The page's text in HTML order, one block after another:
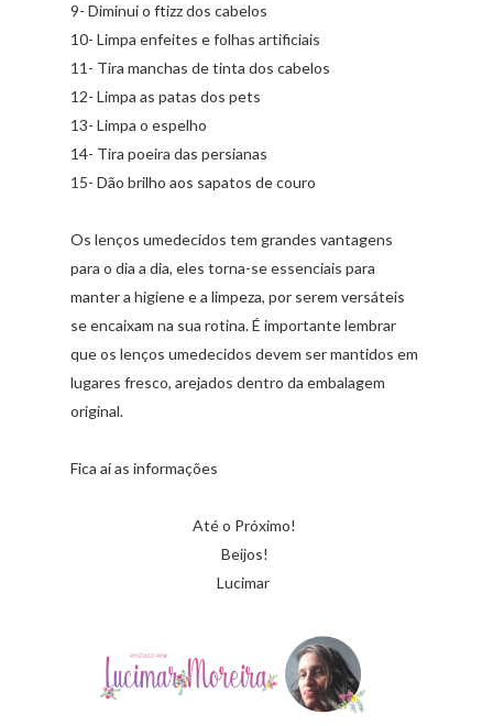
9- Diminui o ftizz dos cabelos
10- Limpa enfeites e folhas artificiais
11- Tira manchas de tinta dos cabelos
12- Limpa as patas dos pets
13- Limpa o espelho
14- Tira poeira das persianas
15- Dão brilho aos sapatos de couro
Os lenços umedecidos tem grandes vantagens
para o dia a dia, eles torna-se essenciais para
manter a higiene e a limpeza, por serem versáteis
se encaixam na sua rotina. É importante lembrar
que os lenços umedecidos devem ser mantidos em
lugares fresco, arejados dentro da embalagem
original.
Fica aí as informações
Até o Próximo!
Beijos!
Lucimar